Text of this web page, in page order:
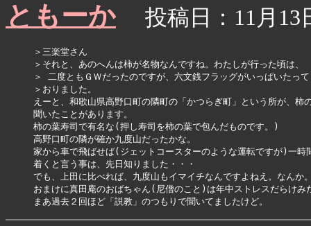
ともーか 投稿日：11月13
＞三楽堂さん
＞それと、あのへんは柿が名物なんですね。わたしが行った頃は、
＞ 二度ともＧＷだったのですが、六文銭フラッグがいっぱいたって
＞おりました。
えーと、和歌山県高野口町の隣町の「かつらぎ町」という所が、柿
聞いたことがあります。
柿の葉寿司で有名な(押し寿司を柿の葉で包んだものです。)
高野口町の隣が確か九度山だったかな。
家から車で飛ばせば(ジェットコースターのような運転ですが)一時
着くと言う事は、先日知りました・・・
でも、上田に比べれば、九度山もイマイチなんですよねえ。なんか
おまけに真田庵のおばちゃん(尼僧のこと)は年中ストレスだらけみ
まあ過去２回ほど「説教」のつもりで聞いてましたけど。